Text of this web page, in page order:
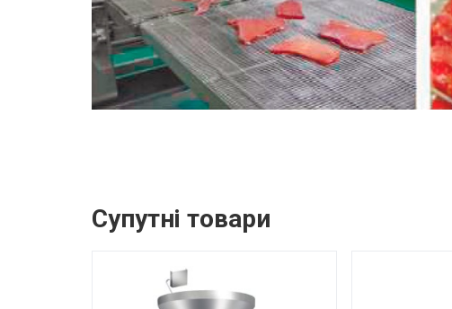
Супутні товари